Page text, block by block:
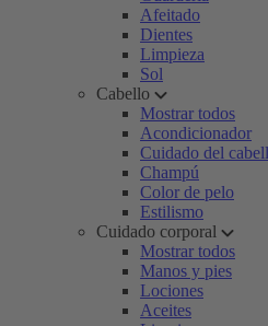
Afeitado
Dientes
Limpieza
Sol
Cabello
Mostrar todos
Acondicionador
Cuidado del
Champú
Color de pelo
Estilismo
Cuidado corporal
Mostrar todos
Manos y pies
Lociones
Aceites